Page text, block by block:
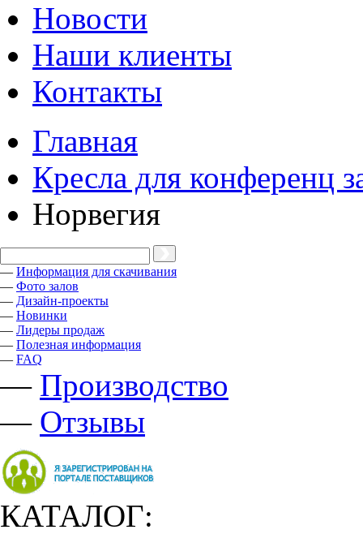
Новости
Наши клиенты
Контакты
Главная
Кресла для конференц
Норвегия
— Информация для скачивания
— Фото залов
— Дизайн-проекты
— Новинки
— Лидеры продаж
— Полезная информация
— FAQ
— Производство
— Отзывы
КАТАЛОГ: